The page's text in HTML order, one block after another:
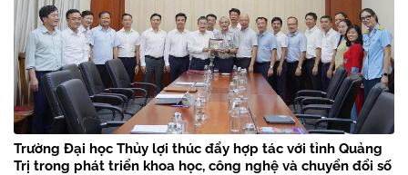
Trường Đại học Thủy lợi thúc đẩy hợp tác với tỉnh Quảng
Trị trong phát triển khoa học, công nghệ và chuyển đổi số